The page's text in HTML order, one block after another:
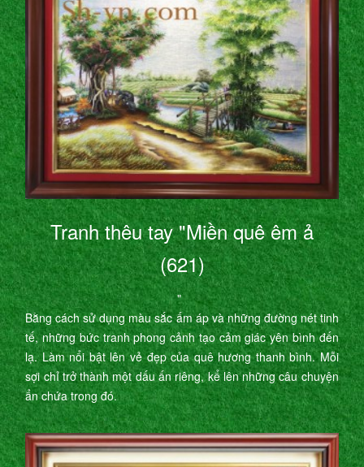
Tranh thêu tay "Miền quê êm ả
(621)
"
Bằng cách sử dụng màu sắc ấm áp và những đường nét tinh
tế, những bức tranh phong cảnh tạo cảm giác yên bình đến
lạ. Làm nổi bật lên vẻ đẹp của quê hương thanh bình. Mỗi
sợi chỉ trở thành một dấu ấn riêng, kể lên những câu chuyện
ẩn chứa trong đó.